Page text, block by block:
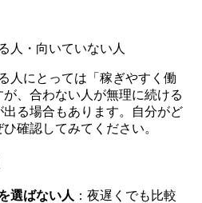
人にとっては「稼ぎやすく働
、合わない人が無理に続ける
る場合もあります。自分がど
確認してみてください。
選ばない人 ：夜遅くでも比較